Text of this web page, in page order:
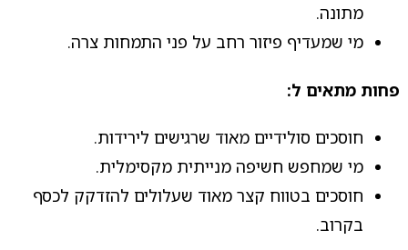
מתונה.
מי שמעדיף פיזור רחב על פני התמחות צרה.
פחות מתאים ל:
חוסכים סולידיים מאוד שרגישים לירידות.
מי שמחפש חשיפה מנייתית מקסימלית.
חוסכים בטווח קצר מאוד שעלולים להזדקק לכסף
בקרוב.